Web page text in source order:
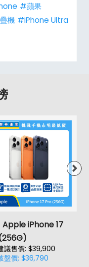
#蘋果
機 #iPhone Ultra
Apple iPhone 17
議售價: $39,900
盤價: $36,790